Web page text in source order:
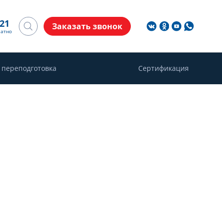
Заказать звонок
Сертификация